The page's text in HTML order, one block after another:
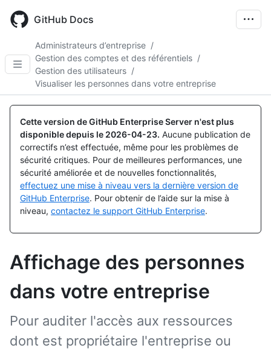
main
GitHub Docs
Administrateurs d’entreprise /
Gestion des comptes et des référentiels /
Gestion des utilisateurs /
Visualiser les personnes dans votre entreprise
Cette version de GitHub Enterprise Server n'est plus
disponible depuis le 2026-04-23. Aucune publication de
correctifs n’est effectuée, même pour les problèmes de
sécurité critiques. Pour de meilleures performances, une
sécurité améliorée et de nouvelles fonctionnalités,
effectuez une mise à niveau vers la dernière version de
GitHub Enterprise. Pour obtenir de l’aide sur la mise à
niveau, contactez le support GitHub Enterprise.
Affichage des personnes
dans votre entreprise
Pour auditer l'accès aux ressources
dont est propriétaire l'entreprise ou